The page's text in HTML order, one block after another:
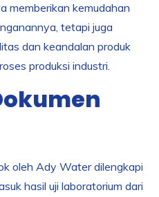
memberikan kemudahan
tetapi juga
dan keandalan produk
produksi industri.
oleh Ady Water dilengkapi
hasil uji laboratorium dari